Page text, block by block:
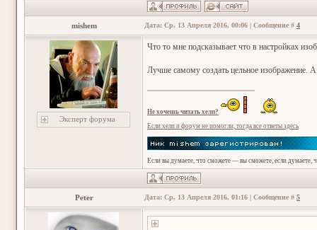
mishem Дата: Ср, 13 Апреля 2016, 00:06 | Сообщение # 4
Эксперт форума
Что то мне подсказывает что в настройках
Лучше самому создать цельное изображение.
Не хочешь читать хелп?
Если хелп и форум не помогли, тогда все ответы здесь
Если вы думаете, что сможете — вы сможете, если думаете,
Peter Дата: Ср, 13 Апреля 2016, 01:16 | Сообщение # 5